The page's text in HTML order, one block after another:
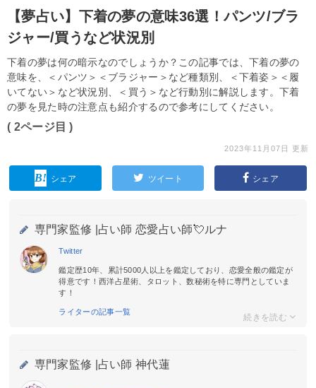
【夢占い】下着の夢の意味36選！パンツ/ブラ
ジャー/買うなど状況別
下着の夢は何の暗示なのでしょうか？この記事では、下着の夢の
意味を、＜パンツ＞＜ブラジャー＞など種類別、＜下着姿＞＜履
いてない＞など状況別、＜買う＞など行動別に解説します。下着
の夢を見た時の注意点も紹介するので参考にしてください。
( 2ページ目 )
2023年11月07日 更新
シェア ツイート シェア
専門家監修 | 占い師 恋愛占い師💘ルナ
Twitter
鑑定歴10年、累計5000人以上を鑑定しており、恋愛全般の鑑定が
得意です！西洋占星術、タロット、数秘術を特に専門としていま
す！
ライターの記事一覧
専門家監修 | 占い師 神代蓮